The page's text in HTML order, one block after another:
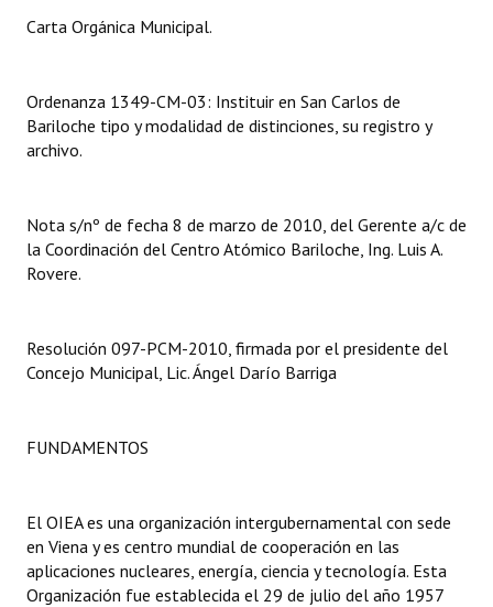
DOCUMENTOS
Informes de Gestión
Dictámenes Asesoría Letrada
Informes de Unidad Coordinadora
Ejecución Presupuestaria
Comunicaciones
Declaraciones
Carta Orgánica Municipal.
Ordenanza 1349-CM-03: Instituir en San Carlos de
Bariloche tipo y modalidad de distinciones, su registro y
archivo.
Nota s/nº de fecha 8 de marzo de 2010, del Gerente a/c de
la Coordinación del Centro Atómico Bariloche, Ing. Luis A.
Rovere.
Resolución 097-PCM-2010, firmada por el presidente del
Concejo Municipal, Lic. Ángel Darío Barriga
FUNDAMENTOS
El OIEA es una organización intergubernamental con sede
en Viena y es centro mundial de cooperación en las
aplicaciones nucleares, energía, ciencia y tecnología. Esta
Organización fue establecida el 29 de julio del año 1957